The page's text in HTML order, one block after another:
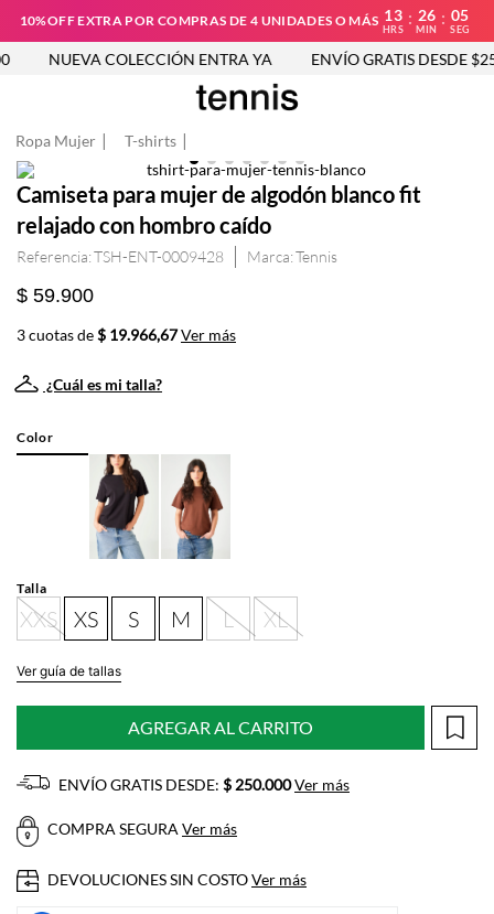
10%OFF EXTRA POR COMPRAS DE 4 UNIDADES O MÁS 13
HRS
: 26
MIN
: 04
SEG
NUEVA COLECCIÓN ENTRA YA ENVÍO GRATIS DESDE
Ropa Mujer T-shirts
Camiseta para mujer de algodón blanco fit
relajado con hombro caído
Referencia:TSH-ENT-0009428 Tennis
$ 59.900
3 cuotas de$ 19.966,67Ver más
¿Cuál es mi talla?
Color
Talla
XXS XS S M L XL
Ver guía de tallas
AGREGAR AL CARRITO
ENVÍO GRATIS DESDE: $ 250.000Ver más
COMPRA SEGURAVer más
DEVOLUCIONES SIN COSTOVer más